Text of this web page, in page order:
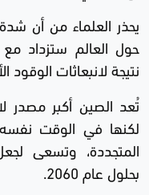
يحذر العلماء من أن
حول العالم ستزداد مع
نتيجة لانبعاثات الوقود
تُعد الصين أكبر مصدر
لكنها في الوقت
المتجددة، وتسعى
بحلول عام 2060.